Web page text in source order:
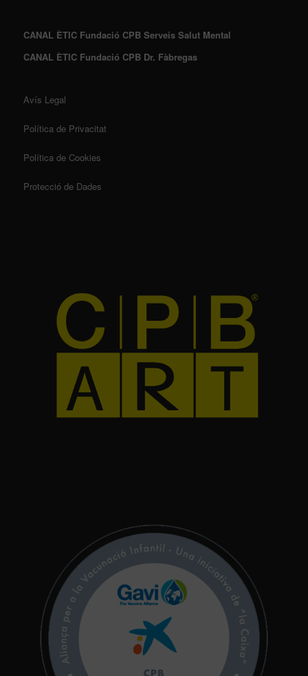
CANAL ÈTIC Fundació CPB Serveis Salut Mental
CANAL ÈTIC Fundació CPB Dr. Fàbregas
Avís Legal
Política de Privacitat
Política de Cookies
Protecció de Dades